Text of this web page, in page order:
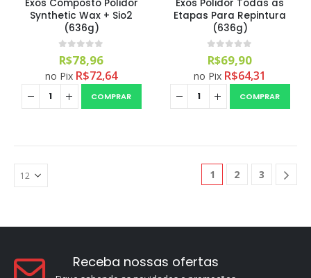
Exos Composto Polidor
Synthetic Wax + Sio2
(636g)
0 out of 5
R$78,96
no Pix R$72,64
COMPRAR
Exos Polidor Todas as
Etapas Para Repintura
(636g)
0 out of 5
R$69,90
no Pix R$64,31
COMPRAR
1 2 3
Receba nossas ofertas